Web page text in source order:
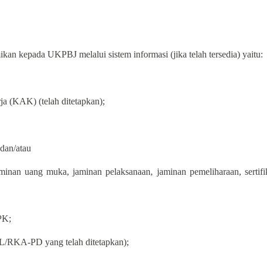
kepada UKPBJ melalui sistem informasi (jika telah tersedia) yaitu:
(KAK) (telah ditetapkan);
atau
uang muka, jaminan pelaksanaan, jaminan pemeliharaan,
RKA-PD yang telah ditetapkan);